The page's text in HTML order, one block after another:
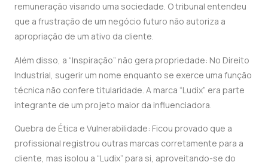
remuneração visando uma sociedade. O tribunal entendeu
que a frustração de um negócio futuro não autoriza a
apropriação de um ativo da cliente.
Além disso, a “Inspiração” não gera propriedade: No Direito
Industrial, sugerir um nome enquanto se exerce uma função
técnica não confere titularidade. A marca “Ludix” era parte
integrante de um projeto maior da influenciadora.
Quebra de Ética e Vulnerabilidade: Ficou provado que a
profissional registrou outras marcas corretamente para a
cliente, mas isolou a “Ludix” para si, aproveitando-se do